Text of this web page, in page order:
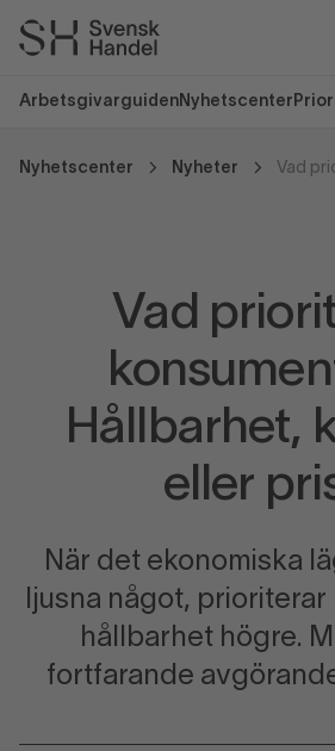
Arbetsgivarguiden Nyhetscenter
Nyhetscenter Nyheter
Vad
Hållbarhet,
eller
När det ekonomiska
ljusna något,
hållbarhet högre.
fortfarande